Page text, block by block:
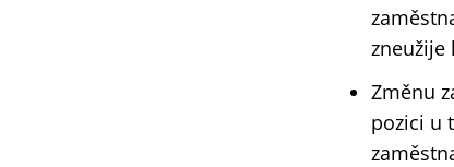
zneužije
Změnu
pozici u